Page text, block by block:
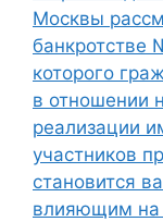
Москвы
которого
в отношении
реализации
участников
становится
влияющим на